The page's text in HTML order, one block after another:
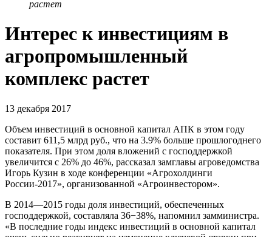
растет
Интерес к инвестициям в
агропромышленный
комплекс растет
13 декабря 2017
Объем инвестиций в основной капитал АПК в этом году
составит 611,5 млрд руб., что на 3.9% больше прошлогоднего
показателя. При этом доля вложений с господдержкой
увеличится с 26% до 46%, рассказал замглавы агроведомства
Игорь Кузин в ходе конференции «Агрохолдинги
России-2017», организованной «Агроинвестором».
В 2014—2015 годы доля инвестиций, обеспеченных
господдержкой, составляла 36−38%, напомнил замминистра.
«В последние годы индекс инвестиций в основной капитал